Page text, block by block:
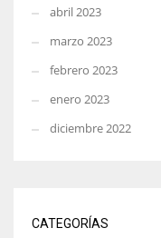
abril 2023
marzo 2023
febrero 2023
enero 2023
diciembre 2022
CATEGORÍAS